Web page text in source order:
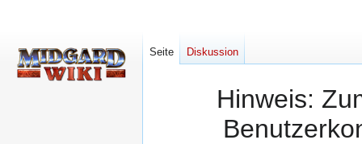
Hinweis:
Seite Diskussion